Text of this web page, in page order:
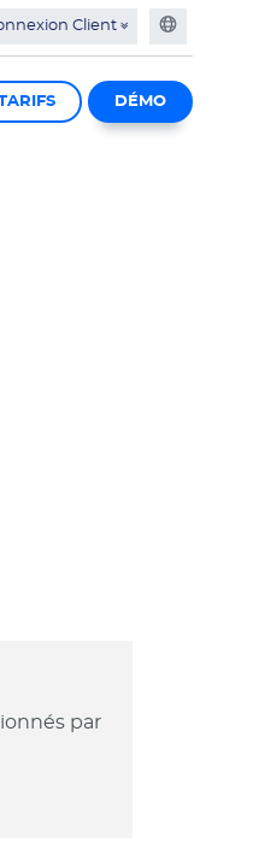
Client
DÉMO
par